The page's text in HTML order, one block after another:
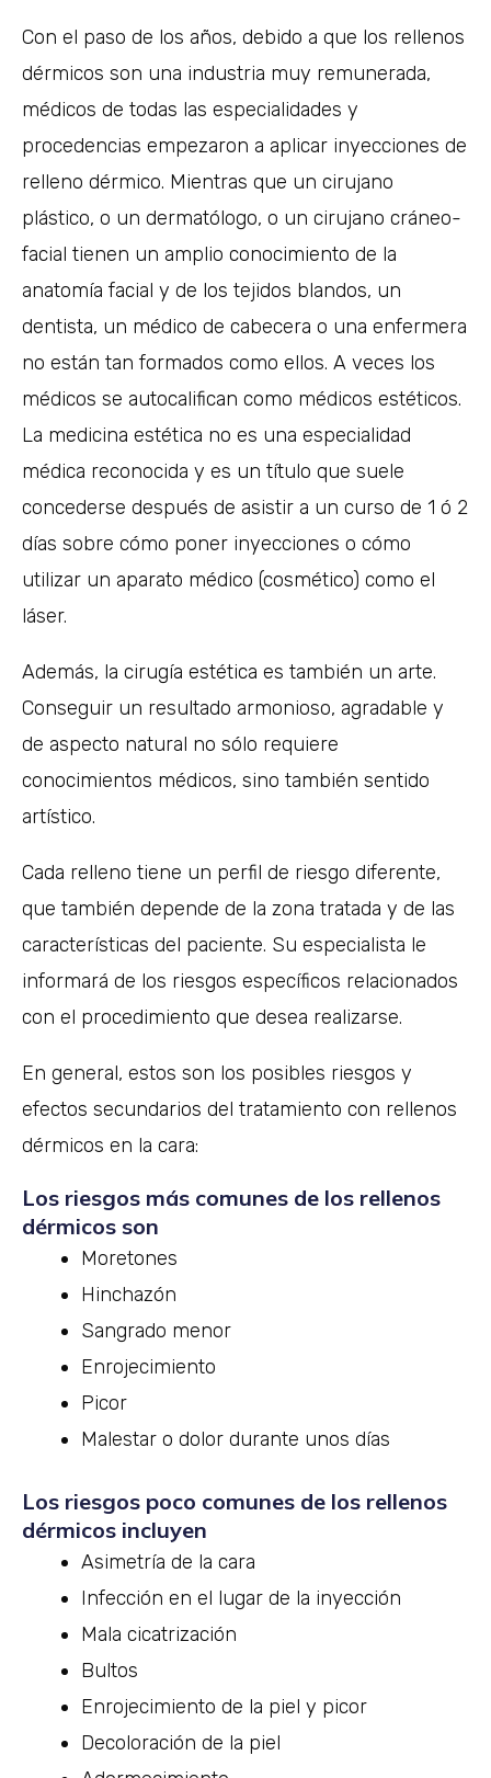
Con el paso de los años, debido a que los rellenos
dérmicos son una industria muy remunerada,
médicos de todas las especialidades y
procedencias empezaron a aplicar inyecciones de
relleno dérmico. Mientras que un cirujano
plástico, o un dermatólogo, o un cirujano cráneo-
facial tienen un amplio conocimiento de la
anatomía facial y de los tejidos blandos, un
dentista, un médico de cabecera o una enfermera
no están tan formados como ellos. A veces los
médicos se autocalifican como médicos estéticos.
La medicina estética no es una especialidad
médica reconocida y es un título que suele
concederse después de asistir a un curso de 1 ó 2
días sobre cómo poner inyecciones o cómo
utilizar un aparato médico (cosmético) como el
láser.
Además, la cirugía estética es también un arte.
Conseguir un resultado armonioso, agradable y
de aspecto natural no sólo requiere
conocimientos médicos, sino también sentido
artístico.
Cada relleno tiene un perfil de riesgo diferente,
que también depende de la zona tratada y de las
características del paciente. Su especialista le
informará de los riesgos específicos relacionados
con el procedimiento que desea realizarse.
En general, estos son los posibles riesgos y
efectos secundarios del tratamiento con rellenos
dérmicos en la cara:
Los riesgos más comunes de los rellenos
dérmicos son
Moretones
Hinchazón
Sangrado menor
Enrojecimiento
Picor
Malestar o dolor durante unos días
Los riesgos poco comunes de los rellenos
dérmicos incluyen
Asimetría de la cara
Infección en el lugar de la inyección
Mala cicatrización
Bultos
Enrojecimiento de la piel y picor
Decoloración de la piel